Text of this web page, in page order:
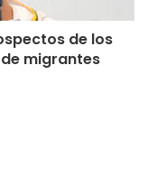
de los
migrantes